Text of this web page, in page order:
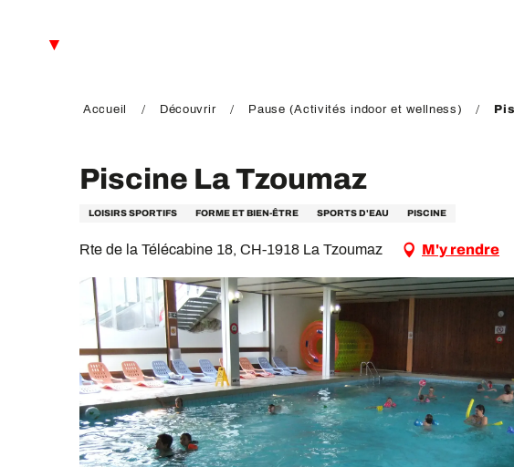
Accueil Découvrir Pause (Activités indoor et wellness)
Piscine La Tzoumaz
LOISIRS SPORTIFS FORME ET BIEN-ÊTRE SPORTS D'EAU PISCINE
Rte de la Télécabine 18, CH-1918 La Tzoumaz M'y rendre